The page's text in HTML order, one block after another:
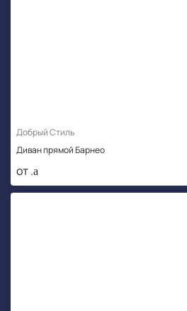
Добрый Стиль
Диван прямой Барнео
от .